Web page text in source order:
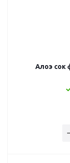
Алоэ сок